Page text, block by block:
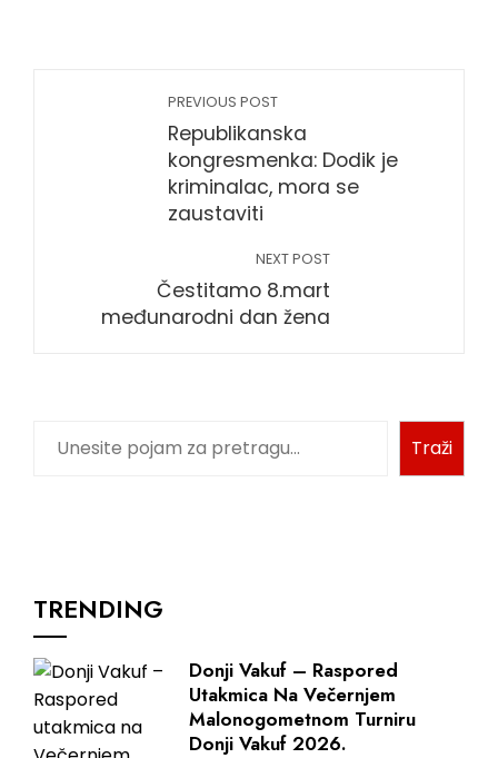
PREVIOUS POST
Republikanska
kongresmenka: Dodik je
kriminalac, mora se
zaustaviti
NEXT POST
Čestitamo 8.mart
međunarodni dan žena
Traži
TRENDING
Donji Vakuf – Raspored
Utakmica Na Večernjem
Malonogometnom Turniru
Donji Vakuf 2026.